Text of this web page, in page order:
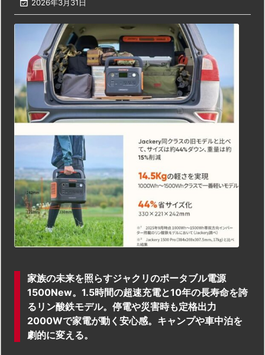
 2026年3月31日
家族の未来を照らすジャクリのポータブル電源
1500New。1.5時間の超速充電と10年の長寿命を誇
るリン酸鉄モデル。停電や災害時も定格出力
2000Wで家電が動く安心感。キャンプや車中泊を
劇的に変える。